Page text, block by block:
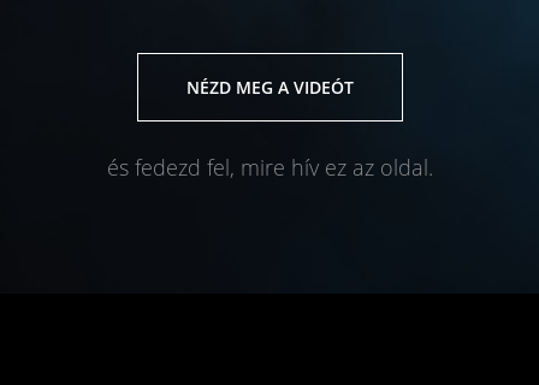
NÉZD MEG A VIDEÓT
és fedezd fel, mire hív ez az oldal.